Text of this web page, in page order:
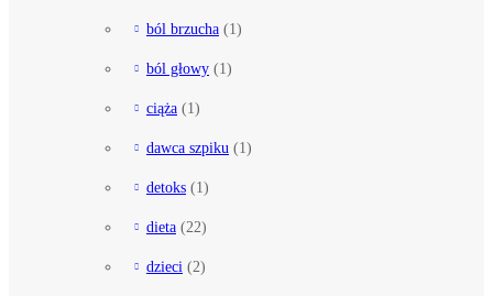
ból brzucha (1)
ból głowy (1)
ciąża (1)
dawca szpiku (1)
detoks (1)
dieta (22)
dzieci (2)